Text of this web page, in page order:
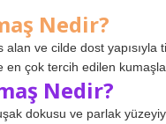
Nedir?
alan ve cilde dost yapısıyla
en çok tercih edilen
Nedir?
dokusu ve parlak